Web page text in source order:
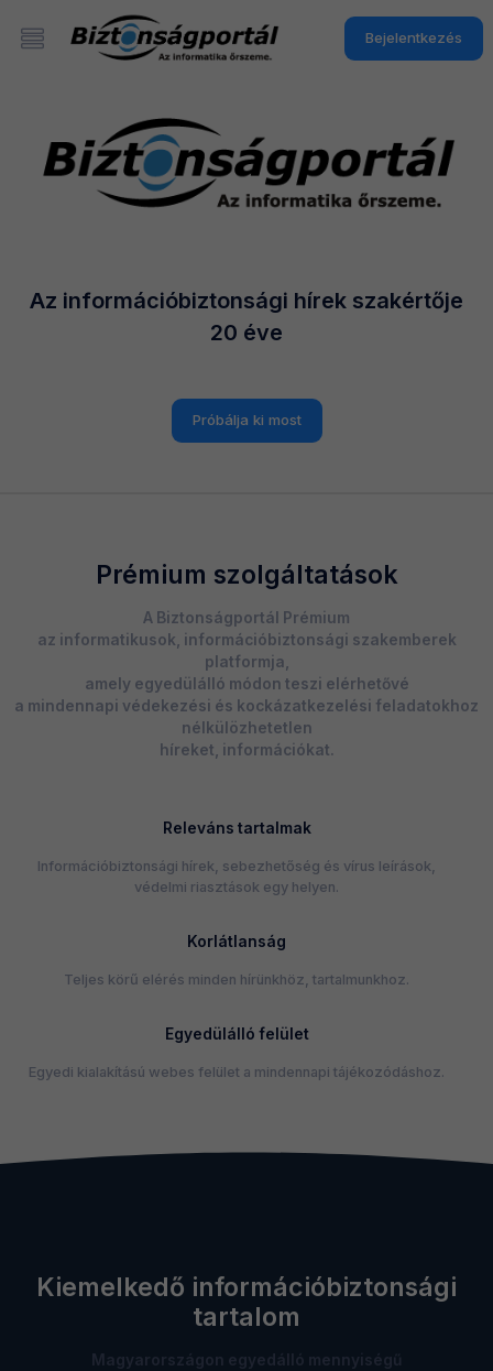
Bejelentkezés
Az információbiztonsági hírek szakértője
20 éve
Próbálja ki most
Prémium szolgáltatások
A Biztonságportál Prémium
az informatikusok, információbiztonsági szakemberek
platformja,
amely egyedülálló módon teszi elérhetővé
a mindennapi védekezési és kockázatkezelési feladatokhoz
nélkülözhetetlen
híreket, információkat.
Releváns tartalmak
Információbiztonsági hírek, sebezhetőség és vírus leírások,
védelmi riasztások egy helyen.
Korlátlanság
Teljes körű elérés minden hírünkhöz, tartalmunkhoz.
Egyedülálló felület
Egyedi kialakítású webes felület a mindennapi tájékozódáshoz.
Kiemelkedő információbiztonsági
tartalom